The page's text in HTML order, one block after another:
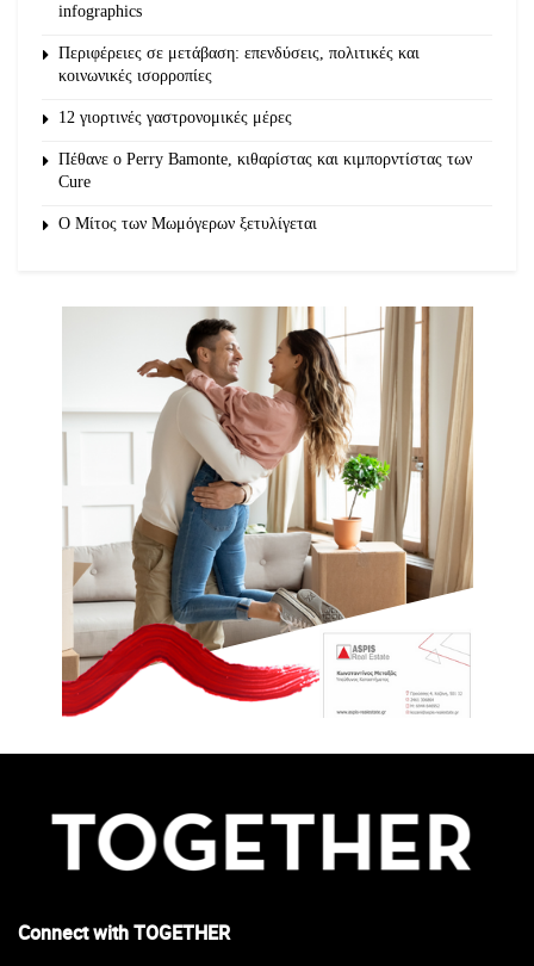
infographics
Περιφέρειες σε μετάβαση: επενδύσεις, πολιτικές και
κοινωνικές ισορροπίες
12 γιορτινές γαστρονομικές μέρες
Πέθανε ο Perry Bamonte, κιθαρίστας και κιμπορντίστας των
Cure
O Μίτος των Μωμόγερων ξετυλίγεται
Connect with TOGETHER